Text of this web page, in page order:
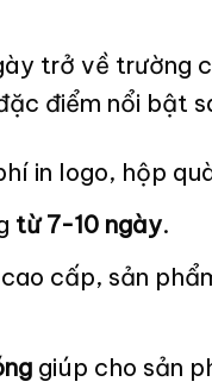
trở về trường
điểm nổi bật
in logo, hộp
từ 7-10 ngày.
cấp, sản
giúp cho sản